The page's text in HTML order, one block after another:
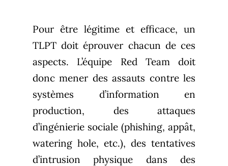
Pour être légitime et efficace, un
TLPT doit éprouver chacun de ces
aspects. L’équipe Red Team doit
donc mener des assauts contre les
systèmes d’information en
production, des attaques
d’ingénierie sociale (phishing, appât,
watering hole, etc.), des tentatives
d’intrusion physique dans des